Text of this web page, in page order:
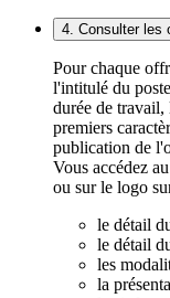
4. Consulter les
Pour chaque
l'intitulé du
durée de travail,
premiers
publication de
Vous accédez
ou sur le logo
le détail
le détail
les
la